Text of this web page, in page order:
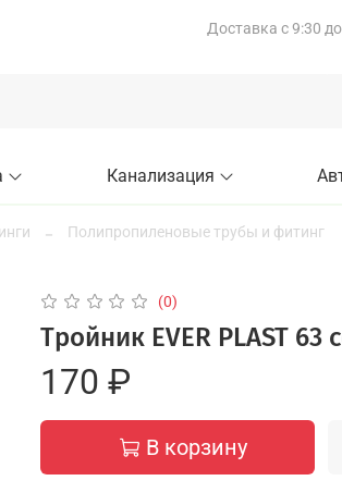
Доставка с 9:30
Канализация
Полипропиленовые трубы и фитинг
(0)
Тройник EVER PLAST 63
170 ₽
В корзину